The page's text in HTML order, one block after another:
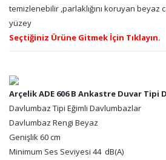
temizlenebilir ,parlaklığını koruyan beyaz
yüzey
Seçtiğiniz Ürüne Gitmek İçin Tıklayın.
Arçelik ADE 606 B Ankastre Duvar Tipi
Davlumbaz Tipi Eğimli Davlumbazlar
Davlumbaz Rengi Beyaz
Genişlik 60 cm
Minimum Ses Seviyesi 44 dB(A)